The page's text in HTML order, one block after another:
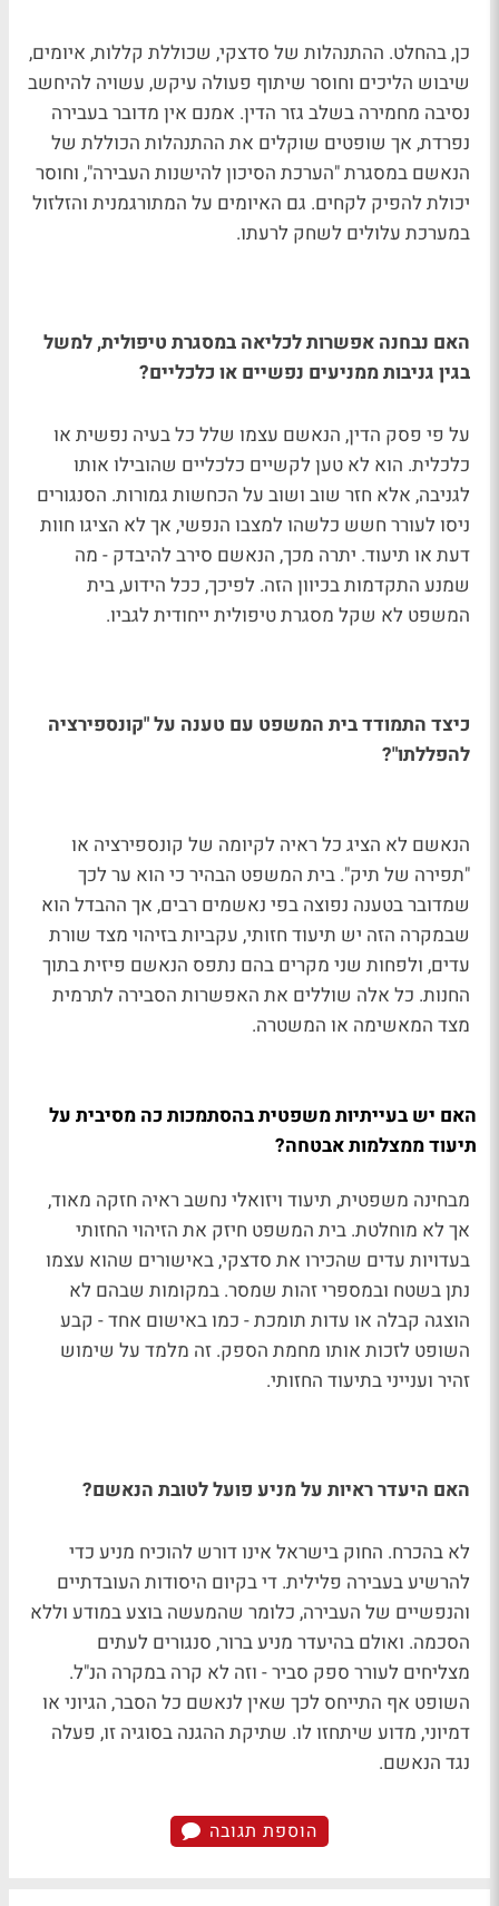
כן, בהחלט. ההתנהלות של סדצקי, שכוללת קללות, איומים,
שיבוש הליכים וחוסר שיתוף פעולה עיקש, עשויה להיחשב
נסיבה מחמירה בשלב גזר הדין. אמנם אין מדובר בעבירה
נפרדת, אך שופטים שוקלים את ההתנהלות הכוללת של
הנאשם במסגרת "הערכת הסיכון להישנות העבירה", וחוסר
יכולת להפיק לקחים. גם האיומים על המתורגמנית והזלזול
במערכת עלולים לשחק לרעתו.
האם נבחנה אפשרות לכליאה במסגרת טיפולית, למשל
בגין גניבות ממניעים נפשיים או כלכליים?
על פי פסק הדין, הנאשם עצמו שלל כל בעיה נפשית או
כלכלית. הוא לא טען לקשיים כלכליים שהובילו אותו
לגניבה, אלא חזר שוב ושוב על הכחשות גמורות. הסנגורים
ניסו לעורר חשש כלשהו למצבו הנפשי, אך לא הציגו חוות
דעת או תיעוד. יתרה מכך, הנאשם סירב להיבדק - מה
שמנע התקדמות בכיוון הזה. לפיכך, ככל הידוע, בית
המשפט לא שקל מסגרת טיפולית ייחודית לגביו.
כיצד התמודד בית המשפט עם טענה על "קונספירציה
להפללתו"?
הנאשם לא הציג כל ראיה לקיומה של קונספירציה או
"תפירה של תיק". בית המשפט הבהיר כי הוא ער לכך
שמדובר בטענה נפוצה בפי נאשמים רבים, אך ההבדל הוא
שבמקרה הזה יש תיעוד חזותי, עקביות בזיהוי מצד שורת
עדים, ולפחות שני מקרים בהם נתפס הנאשם פיזית בתוך
החנות. כל אלה שוללים את האפשרות הסבירה לתרמית
מצד המאשימה או המשטרה.
האם יש בעייתיות משפטית בהסתמכות כה מסיבית על
תיעוד ממצלמות אבטחה?
מבחינה משפטית, תיעוד ויזואלי נחשב ראיה חזקה מאוד,
אך לא מוחלטת. בית המשפט חיזק את הזיהוי החזותי
בעדויות עדים שהכירו את סדצקי, באישורים שהוא עצמו
נתן בשטח ובמספרי זהות שמסר. במקומות שבהם לא
הוצגה קבלה או עדות תומכת - כמו באישום אחד - קבע
השופט לזכות אותו מחמת הספק. זה מלמד על שימוש
זהיר וענייני בתיעוד החזותי.
האם היעדר ראיות על מניע פועל לטובת הנאשם?
לא בהכרח. החוק בישראל אינו דורש להוכיח מניע כדי
להרשיע בעבירה פלילית. די בקיום היסודות העובדתיים
והנפשיים של העבירה, כלומר שהמעשה בוצע במודע וללא
הסכמה. ואולם בהיעדר מניע ברור, סנגורים לעתים
מצליחים לעורר ספק סביר - וזה לא קרה במקרה הנ"ל.
השופט אף התייחס לכך שאין לנאשם כל הסבר, הגיוני או
דמיוני, מדוע שיתחזו לו. שתיקת ההגנה בסוגיה זו, פעלה
נגד הנאשם.
הוספת תגובה